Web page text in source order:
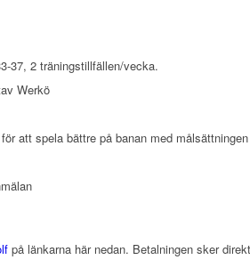
37, 2 träningstillfällen/vecka.
Werkö
att spela bättre på banan med
på länkarna här nedan. Betalningen sker